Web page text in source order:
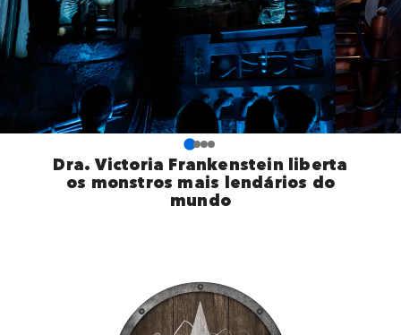
Dra. Victoria Frankenstein liberta
os monstros mais lendários do
mundo